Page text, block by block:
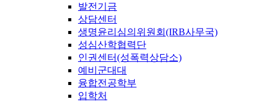
발전기금
상담센터
생명윤리심의위원회(IRB사무국)
성심산학협력단
인권센터(성폭력상담소)
예비군대대
융합전공학부
입학처